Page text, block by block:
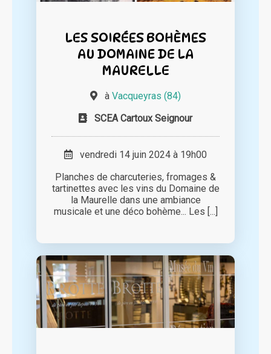
LES SOIRÉES BOHÈMES
AU DOMAINE DE LA
MAURELLE
à Vacqueyras (84)
SCEA Cartoux Seignour
vendredi 14 juin 2024 à 19h00
Planches de charcuteries, fromages &
tartinettes avec les vins du Domaine de
la Maurelle dans une ambiance
musicale et une déco bohème... Les [...]